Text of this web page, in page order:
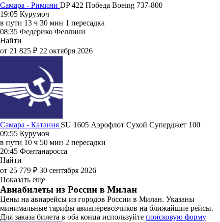
Самара - Римини DP 422 Победа Boeing 737-800
19:05 Курумоч
в пути 13 ч 30 мин 1 пересадка
08:35 Федерико Феллини
Найти
от 21 825 ₽ 22 октября 2026
Самара - Катания SU 1605 Аэрофлот Сухой Суперджет 100
09:55 Курумоч
в пути 10 ч 50 мин 2 пересадки
20:45 Фонтанаросса
Найти
от 25 779 ₽ 30 сентября 2026
Показать еще
Авиабилеты из России в Милан
Цены на авиарейсы из городов России в Милан. Указаны
минимальные тарифы авиаперевозчиков на ближайшие рейсы.
Для заказа билета в оба конца используйте поисковую форму